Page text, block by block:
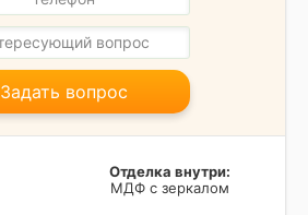
Задать вопрос
Отделка внутри:
МДФ с зеркалом